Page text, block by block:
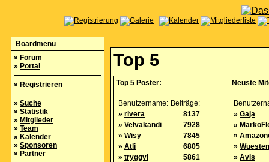
Boardmenü
» Forum
» Portal
» Registrieren
» Suche
» Statistik
» Mitglieder
» Team
» Kalender
» Sponsoren
» Partner
Top 5
Top 5 Poster:
Benutzername: Beiträge:
» rivera
8137
» Velvakandi
7928
» Wisy
7845
» Atli
6805
» tryggvi 5861
Neuste
» Gaja
»
»
»
» Avis